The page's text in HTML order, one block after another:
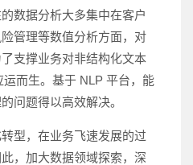
数据分析大多集中在客户
管理等数值分析方面，对
支撑业务对非结构化文本
而生。基于 NLP 平台，能
问题得以高效解决。
型，在业务飞速发展的过
，加大数据领域探索，深